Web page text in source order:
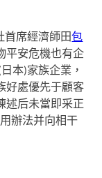
首席經濟師田包
平安危機也有企
本)家族企業，
好處優先于顧客
述后未當即采正
辦法并向相干